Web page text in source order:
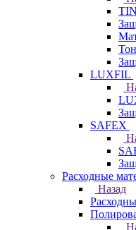
LUXFIL
SAFEX
Расходные
Назад